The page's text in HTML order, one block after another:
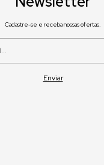
Cadastre-se e receba nossas ofertas.